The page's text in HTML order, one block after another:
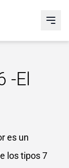
-El
es un
los tipos 7